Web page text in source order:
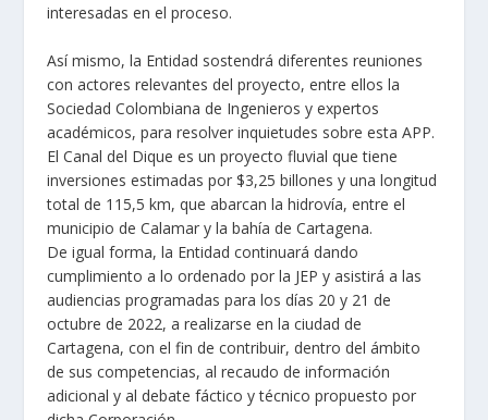
interesadas en el proceso.
Así mismo, la Entidad sostendrá diferentes reuniones
con actores relevantes del proyecto, entre ellos la
Sociedad Colombiana de Ingenieros y expertos
académicos, para resolver inquietudes sobre esta APP.
El Canal del Dique es un proyecto fluvial que tiene
inversiones estimadas por $3,25 billones y una longitud
total de 115,5 km, que abarcan la hidrovía, entre el
municipio de Calamar y la bahía de Cartagena.
De igual forma, la Entidad continuará dando
cumplimiento a lo ordenado por la JEP y asistirá a las
audiencias programadas para los días 20 y 21 de
octubre de 2022, a realizarse en la ciudad de
Cartagena, con el fin de contribuir, dentro del ámbito
de sus competencias, al recaudo de información
adicional y al debate fáctico y técnico propuesto por